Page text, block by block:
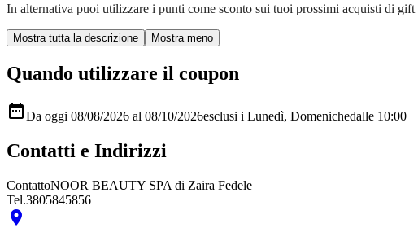
In alternativa puoi utilizzare i punti come sconto sui tuoi prossimi acquisti di gift
Quando utilizzare il coupon
Da oggi 08/08/2026 al 08/10/2026esclusi i Lunedì, Domenichedalle 10:00
Contatti e Indirizzi
ContattoNOOR BEAUTY SPA di Zaira Fedele
Tel.3805845856
